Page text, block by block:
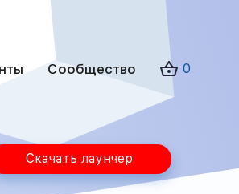
Сообщество 0
Скачать лаунчер